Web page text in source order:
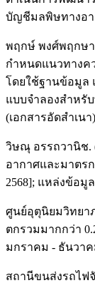
บัญชีมลพิษทางอา
พฤกษ์ พงศ์พฤกษา.
กำหนดแนวทางค
โดยใช้ฐานข้อมูล
แบบจำลองสำหรับ
(เอกสารอัดสำเนา)
วิษณุ อรรถวานิช.
อากาศและมาตร
2568]; แหล่งข้อมู
ศูนย์อุตุนิยมวิทยา
ตกรวมมากกว่า
มกราคม - ธันวาค
สถานีขนส่งรถไฟ